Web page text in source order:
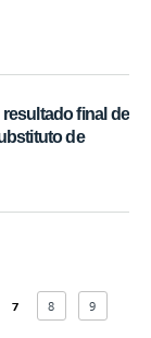
final de
de
7 8 9